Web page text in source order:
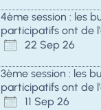
4ème session : les
participatifs ont de
22 Sep 26
3ème session : les
participatifs ont de
11 Sep 26